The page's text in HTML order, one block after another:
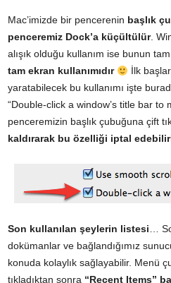
Mac’imizde bir pencerenin başlık
penceremiz Dock’a küçültülür.
alışık olduğu kullanım ise bunun
tam ekran kullanımıdır
İlk
yaratabilecek bu kullanımı işte
“Double-click a window’s title bar to
penceremizin başlık çubuğuna çift
kaldırarak bu özelliği iptal
Son kullanılan şeylerin listesi…
dokümanlar ve bağlandığımız
konuda kolaylık sağlayabilir. Menü
tıkladıktan sonra “Recent Items”